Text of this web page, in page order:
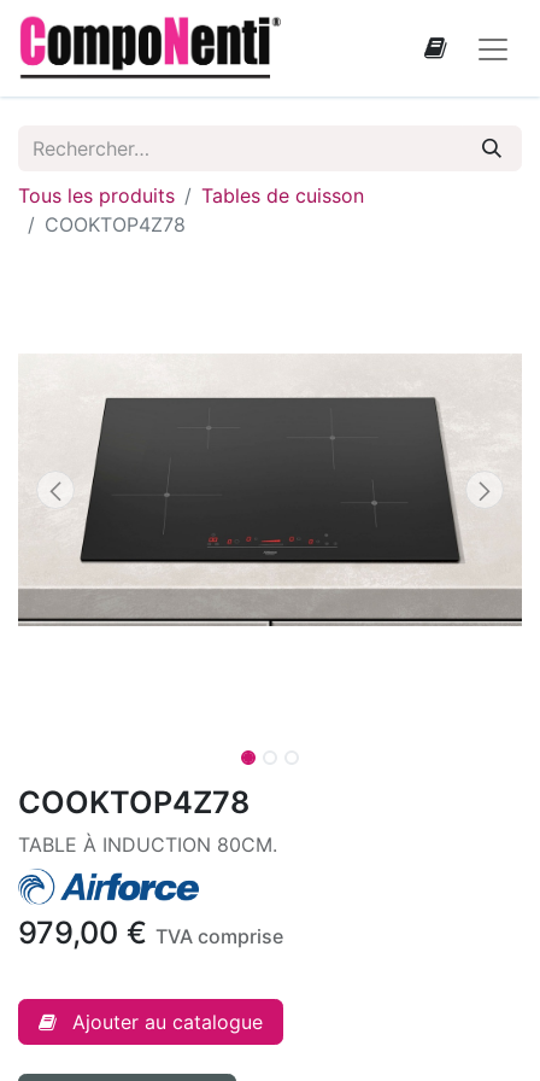
Tous les produits
Tables de cuisson
COOKTOP4Z78
COOKTOP4Z78
TABLE À INDUCTION 80CM.
979,00 € TVA comprise
Ajouter au catalogue